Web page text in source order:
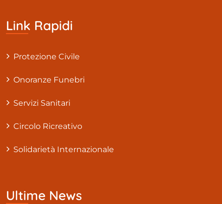
Link Rapidi
Protezione Civile
Onoranze Funebri
Servizi Sanitari
Circolo Ricreativo
Solidarietà Internazionale
Ultime News